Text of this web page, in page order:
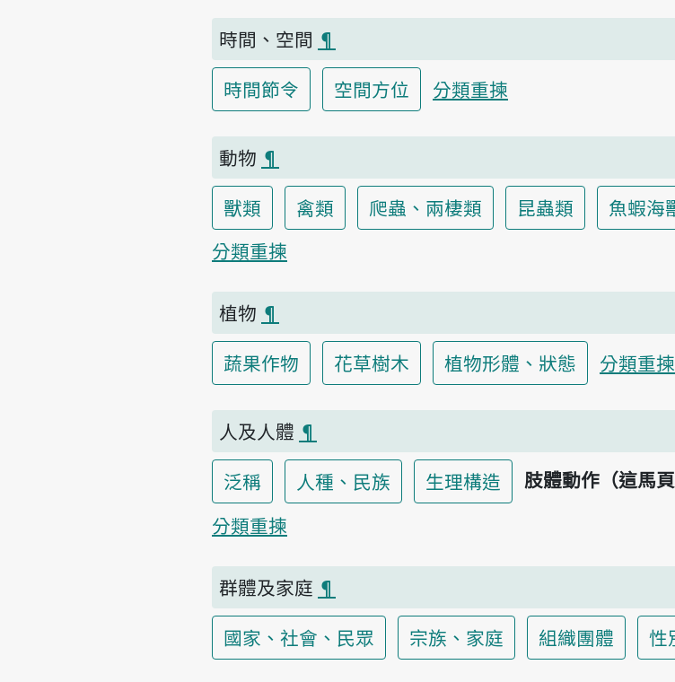
時間、空間 ¶
時間節令
空間方位 分類重揀
動物 ¶
獸類
禽類 爬蟲、兩棲類 昆蟲類 魚蝦海
分類重揀
植物 ¶
蔬果作物
花草樹木 植物形體、狀態 分類重揀
人及人體 ¶
泛稱
人種、民族 生理構造 肢體動作（這馬頁
分類重揀
群體及家庭 ¶
國家、社會、民眾
宗族、家庭 組織團體 性